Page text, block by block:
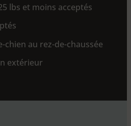
lbs et moins acceptés
chien au rez-de-chaussée
extérieur